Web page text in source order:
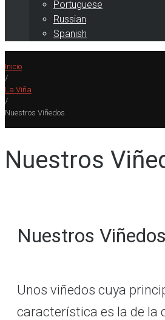
Portuguese
Russian
Spanish
Inicio
/
La Viña
/
Nuestros Viñedos
Nuestros
Nuestros Viñedos
Unos viñedos cuya
característica es la de la